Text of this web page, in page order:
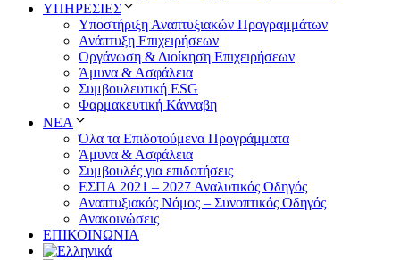
ΥΠΗΡΕΣΙΕΣ
Υποστήριξη Αναπτυξιακών Προγραμμάτων
Ανάπτυξη Επιχειρήσεων
Οργάνωση & Διοίκηση Επιχειρήσεων
Άμυνα & Ασφάλεια
Συμβουλευτική ESG
Φαρμακευτική Κάνναβη
ΝΕΑ
Όλα τα Επιδοτούμενα Προγράμματα
Άμυνα & Ασφάλεια
Συμβουλές για επιδοτήσεις
ΕΣΠΑ 2021 – 2027 Αναλυτικός Οδηγός
Αναπτυξιακός Νόμος – Συνοπτικός Οδηγός
Ανακοινώσεις
ΕΠΙΚΟΙΝΩΝΙΑ